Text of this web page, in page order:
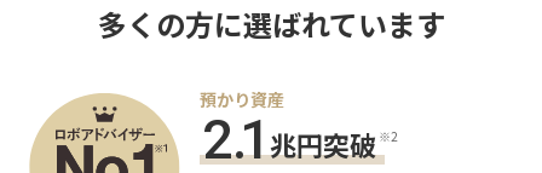
多くの方に選ばれています
預かり資産
2.1兆円突破 ※2